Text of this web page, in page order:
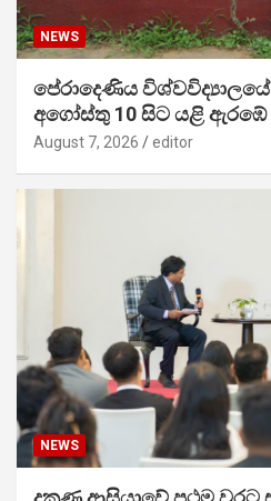
NEWS
පේරාදෙණිය
අගෝස්තු 10 සිට යළි ඇරඹේ
August 7, 2026 editor
NEWS